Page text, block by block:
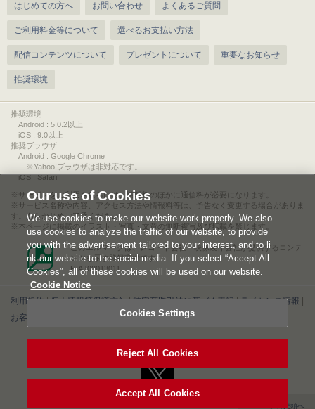
はじめての方へ お問い合わせ よくあるご質問
ご利用料金等について 選べるお支払い方法
配信コンテンツについて プレゼントについて 重要なお知らせ
推奨環境
推奨環境
Android : 5.0.2以上
iOS : 9.0以上
推奨ブラウザ
Android : Google Chrome
※Yahoo!ブラウザは非対応です。
iOS : Safari
サービスをご利用されるには、情報料のほかに通信料が必要になります。
サービス名称や内容、アクセス方法や情報料等は、予告なく変更する場合がありま
す。あらかじめご了承ください。
本ページに掲載のイラスト・写真・文章の無断複写及び転載を禁じます。
このエルマークは、レコード会社・映像製作会社が提供するコンテ
ンツを示す登録商標です。
RIAJ00013011
利用規約|個人情報等保護方針|特定商取引法に基づく表記|ライセンス情報
お客様情報の外部送信について|Cookies Settings
▲ページの先頭へ
Our use of Cookies
We use cookies to make our website work properly. We also
use cookies to analyze the traffic of our website, to provide
you with the advertisement tailored to your interest, and to li
nk our website to the social media. If you select “Accept All
Cookies”, all of these cookies will be used on our website.
Cookie Notice
Cookies Settings
Reject All Cookies
Accept All Cookies